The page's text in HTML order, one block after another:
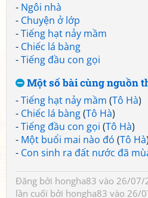
- Ngôi nhà
- Chuyện ở lớp
-Tiếng hạt nảy mầm
- Chiếc lá bàng
-Tiếng đầu con gọi
Một số bài cùng nguồn
-Tiếng hạt nảy mầm (Tô Hà)
- Chiếc lá bàng(Tô Hà)
-Tiếng đầu con gọi (Tô Hà)
- Một buổi mai nào đó (Tô Hà)
- Con sinh ra đất nước đã
Đăng bởi hongha83 vào 26/07/
lần cuối bởi hongha83 vào 26/